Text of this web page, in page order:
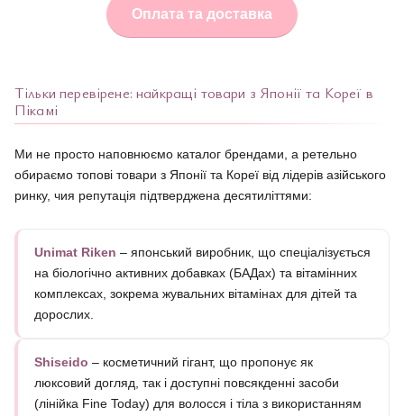
Оплата та доставка
Тільки перевірене: найкращі товари з Японії та Кореї в
Пікамі
Ми не просто наповнюємо каталог брендами, а ретельно
обираємо топові товари з Японії та Кореї від лідерів азійського
ринку, чия репутація підтверджена десятиліттями:
Unimat Riken – японський виробник, що спеціалізується
на біологічно активних добавках (БАДах) та вітамінних
комплексах, зокрема жувальних вітамінах для дітей та
дорослих.
Shiseido – косметичний гігант, що пропонує як
люксовий догляд, так і доступні повсякденні засоби
(лінійка Fine Today) для волосся і тіла з використанням